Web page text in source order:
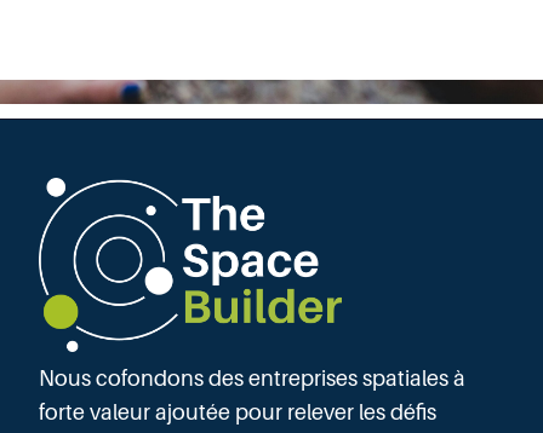
Nous cofondons des entreprises spatiales à
forte valeur ajoutée pour relever les défis